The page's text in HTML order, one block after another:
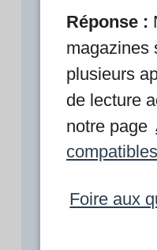
Réponse :
magazines
plusieurs
de lecture
notre page
compatibles
Foire aux